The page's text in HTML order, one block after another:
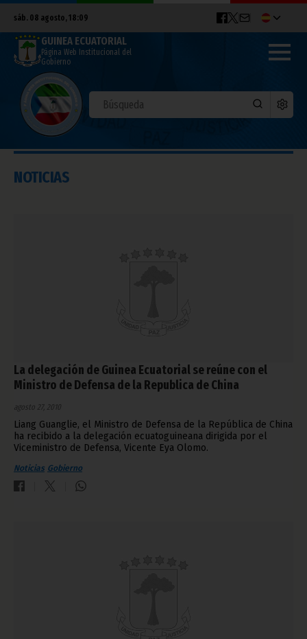
sáb. 08 agosto, 18:09
GUINEA ECUATORIAL
Página Web Institucional del
Gobierno
NOTICIAS
La delegación de Guinea Ecuatorial se reúne con el
Ministro de Defensa de la Republica de China
agosto 27, 2010
Liang Guanglie, el Ministro de Defensa de la República de China
ha recibido a la delegación ecuatoguineana dirigida por el
Viceministro de Defensa, Vicente Eya Olomo.
Noticias Gobierno